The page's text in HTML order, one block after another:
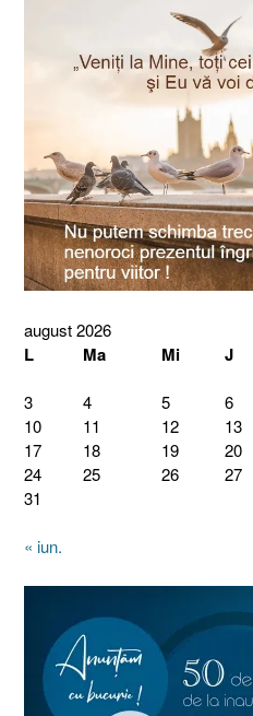
august 2026
L Ma Mi J
3
4 5 6
10
11 12 13
17
18 19 20
24
25 26 27
31
« iun.